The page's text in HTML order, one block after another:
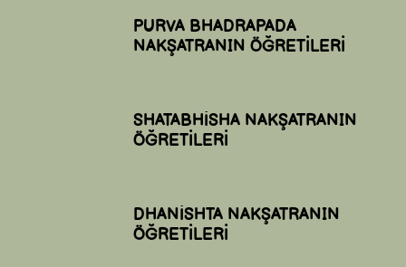
PURVA BHADRAPADA
NAKŞATRANIN ÖĞRETİLERİ
SHATABHİSHA NAKŞATRANIN
ÖĞRETİLERİ
DHANİSHTA NAKŞATRANIN
ÖĞRETİLERİ